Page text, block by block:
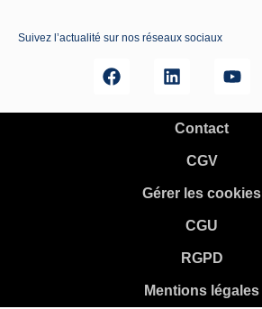
Suivez l’actualité sur nos réseaux sociaux
Contact
CGV
Gérer les cookies
CGU
RGPD
Mentions légales